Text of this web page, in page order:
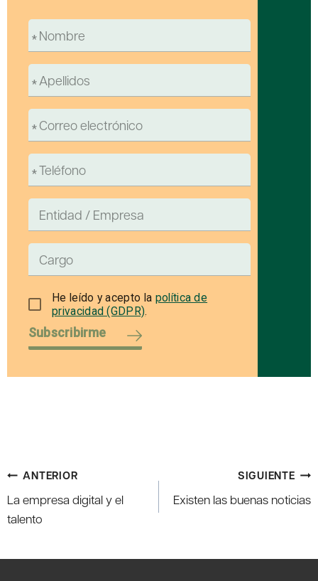
He leído y acepto la política de
privacidad (GDPR).
Subscribirme
Navegación
de
entradas
ANTERIOR
La empresa digital y el
talento
SIGUIENTE
Existen las buenas noticias